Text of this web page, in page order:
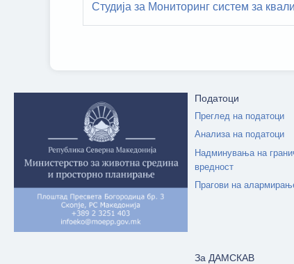
Студија за Мониторинг систем за
Податоци
Преглед на податоци
Анализа на податоци
Надминувања на
вредност
Прагови на
За ДАМСКАВ